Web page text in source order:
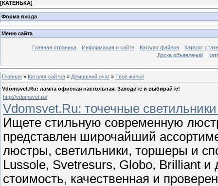
[КАТЕНЬКА]
Форма входа
Меню сайта
Главная страница Информация о сайте Каталог файлов
Каталог
Доска объявлений
Главная » Каталог сайтов » Домашний очаг » Твоё жильё
Vdomsvet.Ru: лампа офисная настольная. Заходите и выбирайте!
http://vdomsvet.ru/
Vdomsvet.Ru: точечные
Ищете стильную современную
представлен широчайший
люстры, светильники, торшеры и
Lussole, Svetresurs, Globo, Brilliant
стоимость, качественная и